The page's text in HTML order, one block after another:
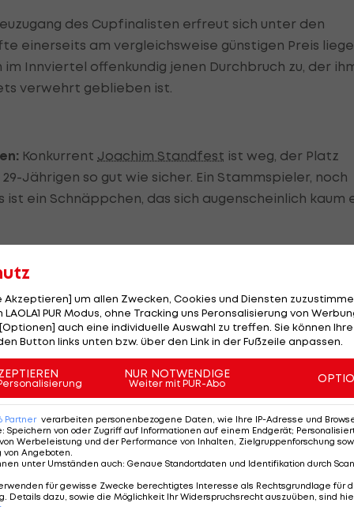
des Cupfinalisten erfreut sich unter den
einerseits am vergleichsweise günstigen Preis
Innviertel offenkundig jenen Durchbruch zu, der
verwehrt geblieben ist.
Konkurrent Joachim Standfest ist weg, der Platz
Jährigen so gut wie sicher. Ein Stammspieler, noch
ein Schnäppchen, das sich augenscheinlich kaum
Schöttel jedoch von seinen Qualitäten
tatsächlich den Sprung in die Startformation, ist
für jeden Manager-Kader.
Der Rieder ist ein solider Bundesliga-Verteidiger und
eine reizvolle Kombination für viele Mitspieler.
sollte der 24-Jährige seinen Stammplatz sicher
Akzeptieren] um allen Zwecken, Cookies und Diensten
PUR Modus, ohne Tracking uns Peronsalisierung von
auch eine individuelle Auswahl zu treffen. Sie können
Button links unten bzw. über den Link in der Fußzeile anpassen.
NUR NOTWENDIGE
Weiter mit PUR-Abo
Partner verarbeiten personenbezogene Daten, wie Ihre IP-Adresse und
: Speichern von oder Zugriff auf Informationen auf einem Endgerät;
Werbeleistung und der Performance von Inhalten, Zielgruppenforschung
von Angeboten
unter Umständen auch: Genaue Standortdaten und Identifikation durch
für gewisse Zwecke berechtigtes Interesse als Rechtsgrundlage für
Details dazu, sowie die Möglichkeit Ihr Widerspruchsrecht auszuüben, sind